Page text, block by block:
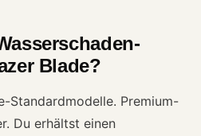
Blade?
Standardmodelle. Premium-
Du erhältst einen